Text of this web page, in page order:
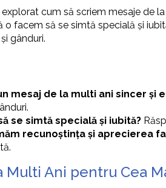
cum să scriem mesaje de
o facem să se simtă specială și
gânduri.
mesaj de la multi ani sincer și
se simtă specială și iubită?
recunoștința și aprecierea
Multi Ani pentru Cea